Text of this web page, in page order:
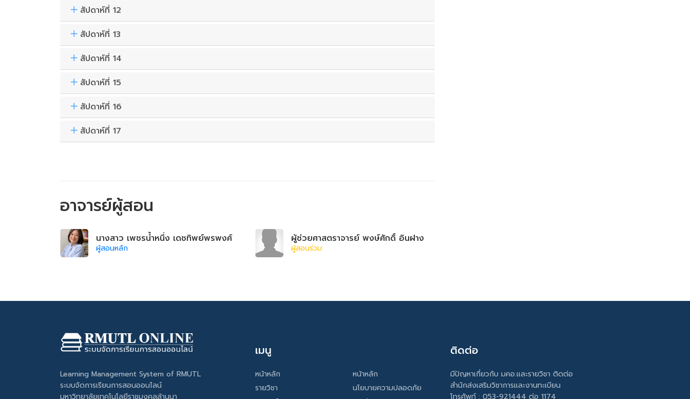
สัปดาห์ที่ 12
สัปดาห์ที่ 13
สัปดาห์ที่ 14
สัปดาห์ที่ 15
สัปดาห์ที่ 16
สัปดาห์ที่ 17
อาจารย์ผู้สอน
นางสาว เพชรน้ำหนึ่ง เดชทิพย์พรพงศ์
ผู้สอนหลัก
ผู้ช่วยศาสตราจารย์ พงษ์ศักดิ์ อินฝาง
ผู้สอนร่วม
Learning Management System of RMUTL
ระบบจัดการเรียนการสอนออนไลน์
มหาวิทยาลัยเทคโนโลยีราชมงคลล้านนา
เมนู
หน้าหลัก
รายวิชา
หน้าหลัก
นโยบายความปลอดภัย
ติดต่อ
มีปัญหาเกี่ยวกับ มคอ.และรายวิชา ติดต่อ
สำนักส่งเสริมวิชาการและงานทะเบียน
โทรศัพท์ : 053-921444 ต่อ 1174